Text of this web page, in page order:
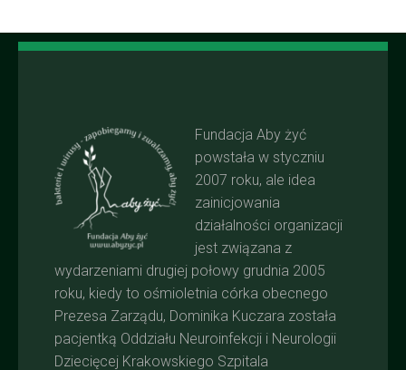
Fundacja Aby żyć
powstała w styczniu
2007 roku, ale idea
zainicjowania
działalności organizacji
jest związana z
wydarzeniami drugiej połowy grudnia 2005
roku, kiedy to ośmioletnia córka obecnego
Prezesa Zarządu, Dominika Kuczara została
pacjentką Oddziału Neuroinfekcji i Neurologii
Dziecięcej Krakowskiego Szpitala